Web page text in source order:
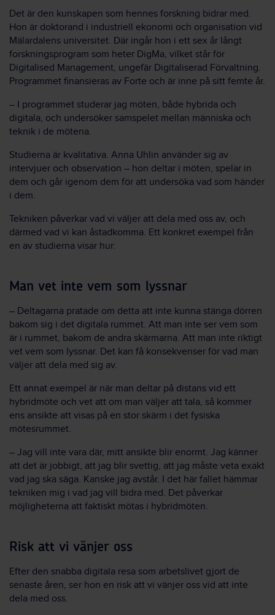
Det är den kunskapen som hennes forskning bidrar med.
Hon är doktorand i industriell ekonomi och organisation vid
Mälardalens universitet. Där ingår hon i ett sex år långt
forskningsprogram som heter DigMa, vilket står för
Digitalised Management, ungefär Digitaliserad Förvaltning.
Programmet finansieras av Forte och är inne på sitt femte år.
– I programmet studerar jag möten, både hybrida och
digitala, och undersöker samspelet mellan människa och
teknik i de mötena.
Studierna är kvalitativa. Anna Uhlin använder sig av
intervjuer och observation – hon deltar i möten, spelar in
dem och går igenom dem för att undersöka vad som händer
i dem.
Tekniken påverkar vad vi väljer att dela med oss av, och
därmed vad vi kan åstadkomma. Ett konkret exempel från
en av studierna visar hur:
Man vet inte vem som lyssnar
– Deltagarna pratade om detta att inte kunna stänga dörren
bakom sig i det digitala rummet. Att man inte ser vem som
är i rummet, bakom de andra skärmarna. Att man inte riktigt
vet vem som lyssnar. Det kan få konsekvenser för vad man
väljer att dela med sig av.
Ett annat exempel är när man deltar på distans vid ett
hybridmöte och vet att om man väljer att tala, så kommer
ens ansikte att visas på en stor skärm i det fysiska
mötesrummet.
– Jag vill inte vara där, mitt ansikte blir enormt. Jag känner
att det är jobbigt, att jag blir svettig, att jag måste veta exakt
vad jag ska säga. Kanske jag avstår. I det här fallet hämmar
tekniken mig i vad jag vill bidra med. Det påverkar
möjligheterna att faktiskt mötas i hybridmöten.
Risk att vi vänjer oss
Efter den snabba digitala resa som arbetslivet gjort de
senaste åren, ser hon en risk att vi vänjer oss vid att inte
dela med oss.